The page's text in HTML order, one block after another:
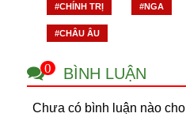
Cộng đồng
Cuộc sống quanh ta
Quảng cáo
#CHÍNH TRỊ #NGA
#CHÂU ÂU
0 BÌNH LUẬN
Chưa có bình luận nào cho